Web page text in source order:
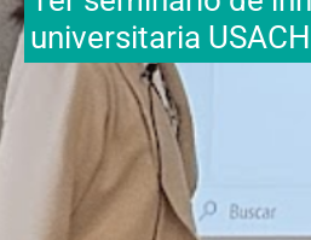
universitaria USACH